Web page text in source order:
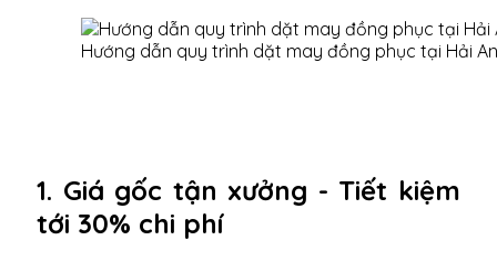
Hướng dẫn quy trình dặt may đồng phục tại Hải
1. Giá gốc tận xưởng - Tiết kiệm
tới 30% chi phí